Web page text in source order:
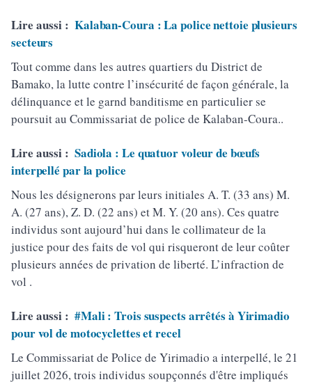
Lire aussi : Kalaban-Coura : La police nettoie plusieurs
secteurs
Tout comme dans les autres quartiers du District de
Bamako, la lutte contre l’insécurité de façon générale, la
délinquance et le garnd banditisme en particulier se
poursuit au Commissariat de police de Kalaban-Coura..
Lire aussi : Sadiola : Le quatuor voleur de bœufs
interpellé par la police
Nous les désignerons par leurs initiales A. T. (33 ans) M.
A. (27 ans), Z. D. (22 ans) et M. Y. (20 ans). Ces quatre
individus sont aujourd’hui dans le collimateur de la
justice pour des faits de vol qui risqueront de leur coûter
plusieurs années de privation de liberté. L’infraction de
vol .
Lire aussi : #Mali : Trois suspects arrêtés à Yirimadio
pour vol de motocyclettes et recel
Le Commissariat de Police de Yirimadio a interpellé, le 21
juillet 2026, trois individus soupçonnés d'être impliqués